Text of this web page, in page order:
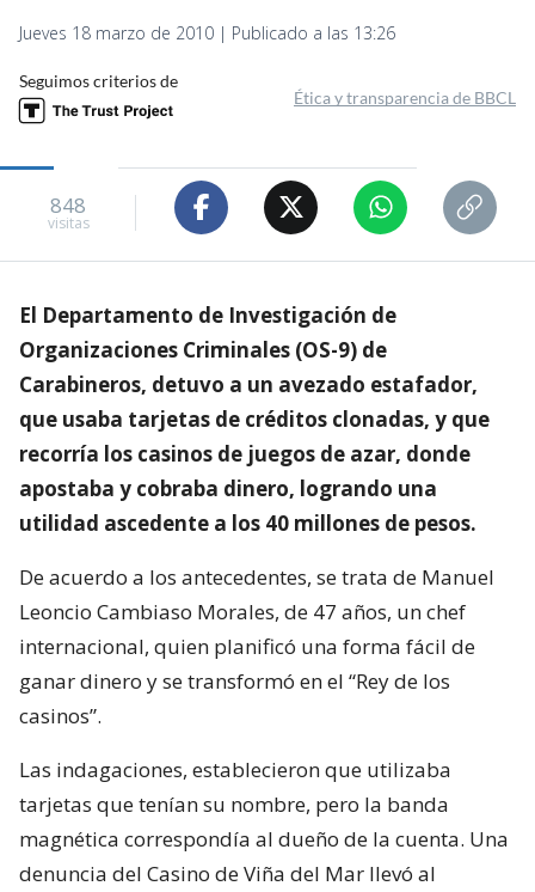
Jueves 18 marzo de 2010 | Publicado a las 13:26
Seguimos criterios de
Ética y transparencia de BBCL
848
visitas
El Departamento de Investigación de
Organizaciones Criminales (OS-9) de
Carabineros, detuvo a un avezado estafador,
que usaba tarjetas de créditos clonadas, y que
recorría los casinos de juegos de azar, donde
apostaba y cobraba dinero, logrando una
utilidad ascedente a los 40 millones de pesos.
De acuerdo a los antecedentes, se trata de Manuel
Leoncio Cambiaso Morales, de 47 años, un chef
internacional, quien planificó una forma fácil de
ganar dinero y se transformó en el “Rey de los
casinos”.
Las indagaciones, establecieron que utilizaba
tarjetas que tenían su nombre, pero la banda
magnética correspondía al dueño de la cuenta. Una
denuncia del Casino de Viña del Mar llevó al